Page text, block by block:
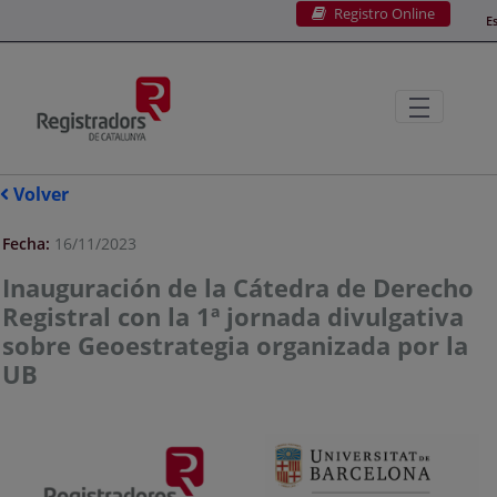
Registro Online
Volver
Fecha: 16/11/2023
Inauguración de la Cátedra de Derecho
Registral con la 1ª jornada divulgativa
sobre Geoestrategia organizada por la
UB